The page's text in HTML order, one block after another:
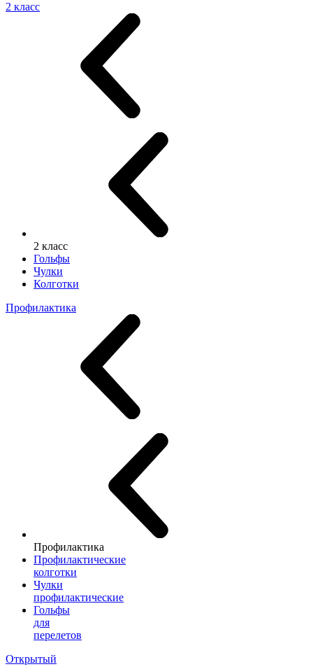
2 класс
2 класс
Гольфы
Чулки
Колготки
Профилактика
Профилактика
Профилактические
колготки
Чулки
профилактические
Гольфы
для
перелетов
Открытый